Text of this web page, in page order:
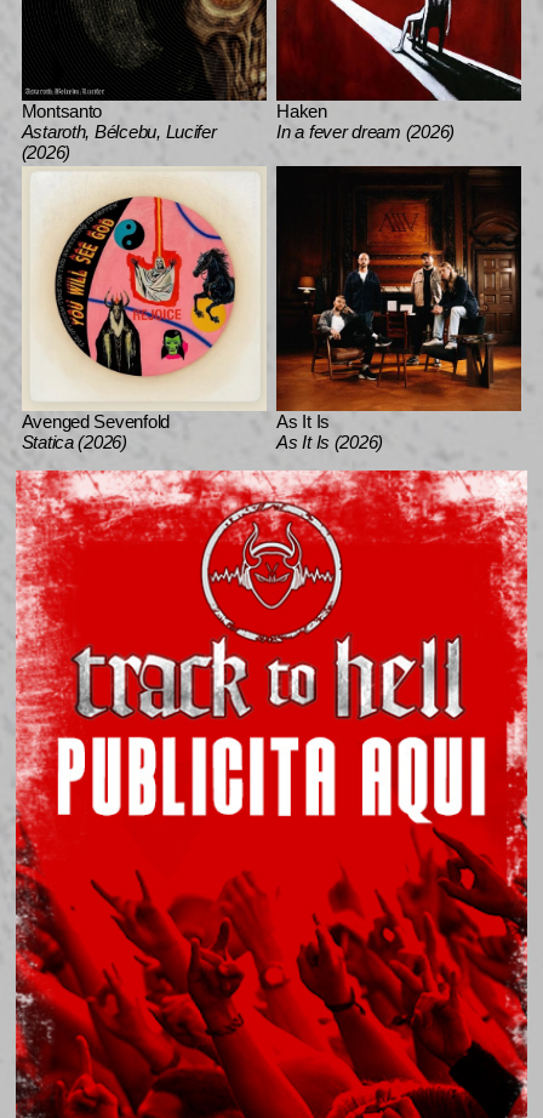
Montsanto
Astaroth, Bélcebu, Lucifer
(2026)
Haken
In a fever dream (2026)
Avenged Sevenfold
Statica (2026)
As It Is
As It Is (2026)